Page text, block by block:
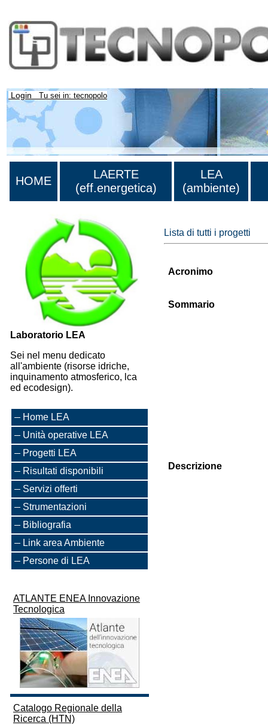
Login Tu sei in: tecnopolo
HOME
LAERTE
(eff.energetica)
LEA
(ambiente)
Laboratorio LEA
Sei nel menu dedicato
all'ambiente (risorse idriche,
inquinamento atmosferico, lca
ed ecodesign).
Home LEA
Unità operative LEA
Progetti LEA
Risultati disponibili
Servizi offerti
Strumentazioni
Bibliografia
Link area Ambiente
Persone di LEA
ATLANTE ENEA Innovazione
Tecnologica
Catalogo Regionale della
Ricerca (HTN)
Lista di tutti i progetti
Acronimo
Sommario
Descrizione